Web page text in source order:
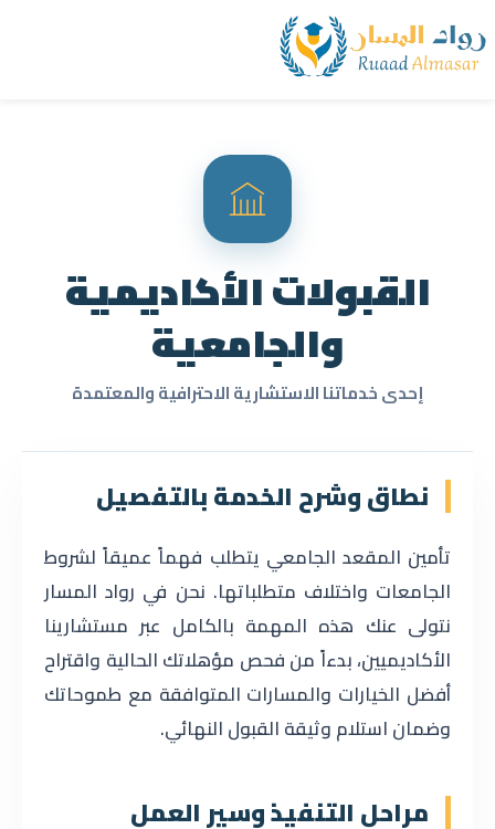
القبولات الأكاديمية
والجامعية
إحدى خدماتنا الاستشارية الاحترافية والمعتمدة
نطاق وشرح الخدمة بالتفصيل
تأمين المقعد الجامعي يتطلب فهماً عميقاً لشروط
الجامعات واختلاف متطلباتها. نحن في رواد المسار
نتولى عنك هذه المهمة بالكامل عبر مستشارينا
الأكاديميين، بدءاً من فحص مؤهلاتك الحالية واقتراح
أفضل الخيارات والمسارات المتوافقة مع طموحاتك
وضمان استلام وثيقة القبول النهائي.
مراحل التنفيذ وسير العمل